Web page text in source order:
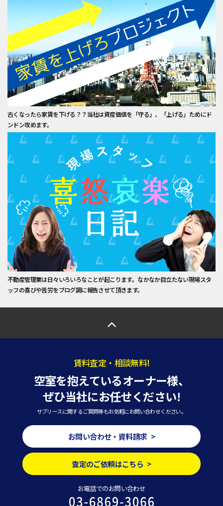
古くなったら家賃を下げる？？当社は資産価値を「守る」、「上げる」ためにド
ンドン攻めます。
不動産管理業は日々いろいろなことが起こります。なかなか目立たない現場スタ
ッフの喜びや苦労をブログ調に報告させて頂きます。
賃料査定・相談無料!
空室を抱えているオーナー様、
ぜひ当社にお任せください!
サブリースに関するご質問等もお気軽にお問い合わせください。
お問い合わせ・資料請求 >
査定のご依頼はこちら >
お電話でのお問い合わせ